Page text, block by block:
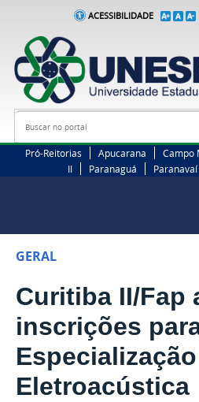
ACESSIBILIDADE
Busca
Pró-Reitorias Apucarana Campo
II
Paranaguá Paranavaí
GERAL
Curitiba II/Fap
inscrições
Eletroacústica